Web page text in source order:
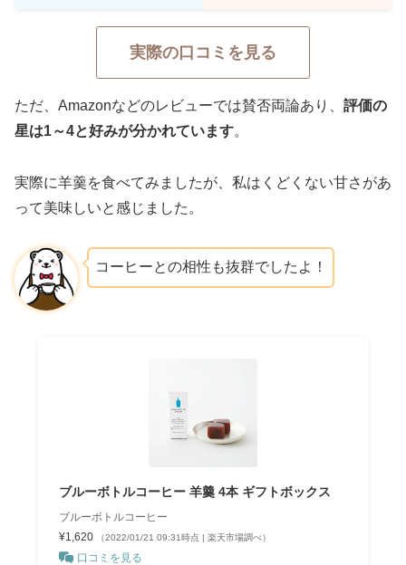
実際の口コミを見る
ブルーボトル羊羹かわいいけどお高い
September 6, 2020
母親にブルーボトル羊羹あげたら「なに
た。いっぱいは買えん。
2021
ただ、Amazonなどのレビューでは賛否両論あり、 評価の
星は1～4と好みが分かれています。
実際に羊羹を食べてみましたが、私はくどくない甘さがあ
って美味しいと感じました。
コーヒーとの相性も抜群でしたよ！
ブルーボトルコーヒー 羊羹 4本 ギフトボックス
ブルーボトルコーヒー
¥1,620
（2022/01/21 09:31時点 | 楽天市場調べ）
口コミを見る